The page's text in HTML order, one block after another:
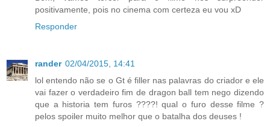
positivamente, pois no cinema com certeza eu vou xD
Responder
rander 02/04/2015, 14:41
lol entendo não se o Gt é filler nas palavras do criador e ele
vai fazer o verdadeiro fim de dragon ball tem nego dizendo
que a historia tem furos ????! qual o furo desse filme ?
pelos spoiler muito melhor que o batalha dos deuses !